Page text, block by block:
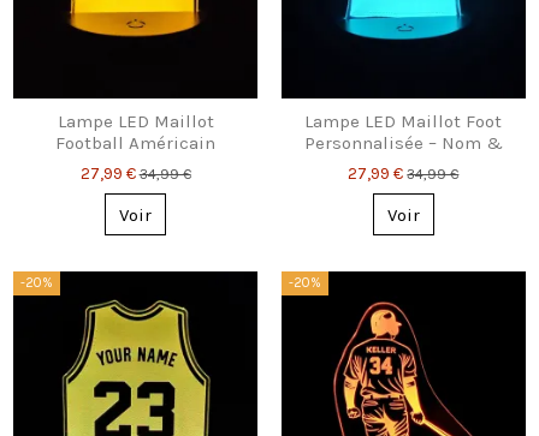
Lampe LED Maillot
Football Américain
Personnalisée
27,99 €34,99 €
Voir
Lampe LED Maillot Foot
Personnalisée – Nom &
Numéro
27,99 €34,99 €
Voir
-20% -20%